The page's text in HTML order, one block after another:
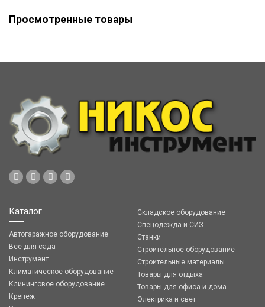
Просмотренные товары
Каталог
Автогаражное оборудование
Все для сада
Инструмент
Климатическое оборудование
Клининговое оборудование
Крепеж
Складское оборудование
Спецодежда и СИЗ
Станки
Строительное оборудование
Строительные материалы
Товары для отдыха
Товары для офиса и дома
Электрика и свет